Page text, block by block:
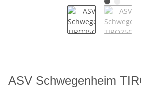
ASV Schwegenheim